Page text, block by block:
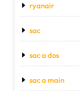
ryanair
sac
sac a dos
sac a main